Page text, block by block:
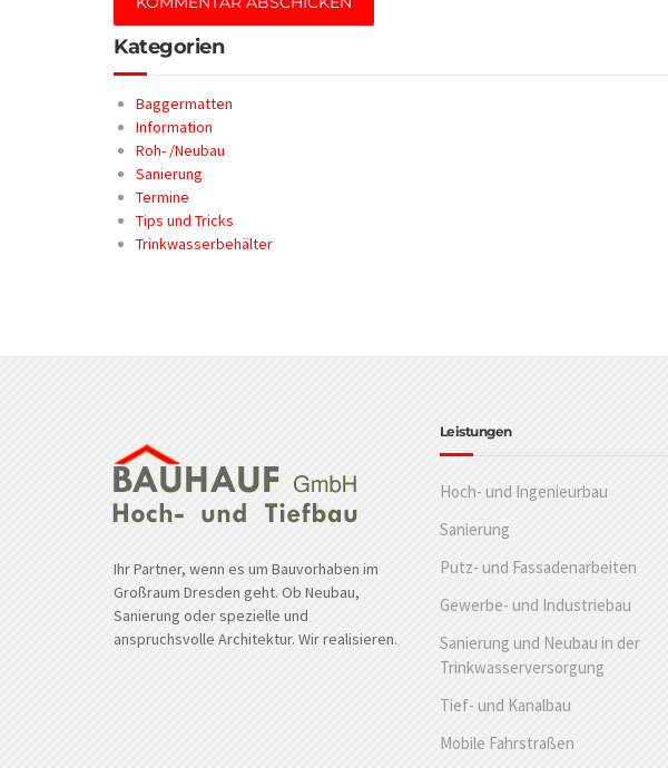
Kategorien
Baggermatten
Information
Roh- /Neubau
Sanierung
Termine
Tips und Tricks
Trinkwasserbehälter
Ihr Partner, wenn es um Bauvorhaben im
Großraum Dresden geht. Ob Neubau,
Sanierung oder spezielle und
anspruchsvolle Architektur. Wir realisieren.
Leistungen
Hoch- und Ingenieurbau
Sanierung
Putz- und Fassadenarbeiten
Gewerbe- und Industriebau
Sanierung und Neubau in der
Trinkwasserversorgung
Tief- und Kanalbau
Mobile Fahrstraßen